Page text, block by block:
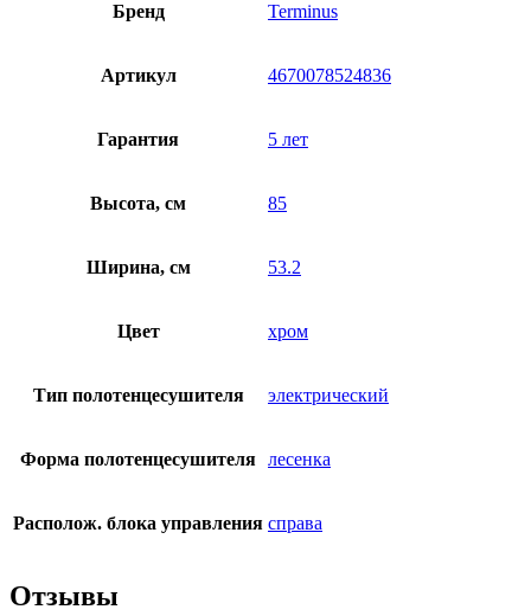
Бренд Terminus
Артикул 4670078524836
Гарантия 5 лет
Высота, см 85
Ширина, см 53.2
Цвет хром
Тип полотенцесушителя электрический
Форма полотенцесушителя лесенка
Располож. блока управления справа
Отзывы